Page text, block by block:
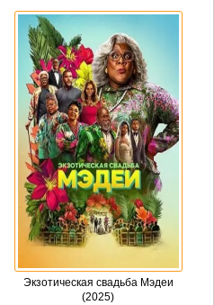
Экзотическая свадьба Мэдеи
(2025)